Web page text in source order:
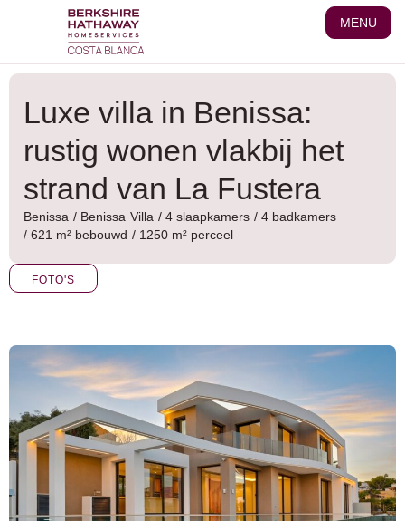
inhoud
MENU
Luxe villa in Benissa:
rustig wonen vlakbij het
strand van La Fustera
Benissa / Benissa Villa / 4 slaapkamers / 4 badkamers
/ 621 m² bebouwd / 1250 m² perceel
FOTO'S